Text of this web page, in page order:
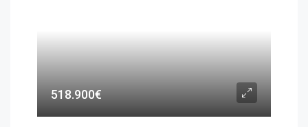
518.900€